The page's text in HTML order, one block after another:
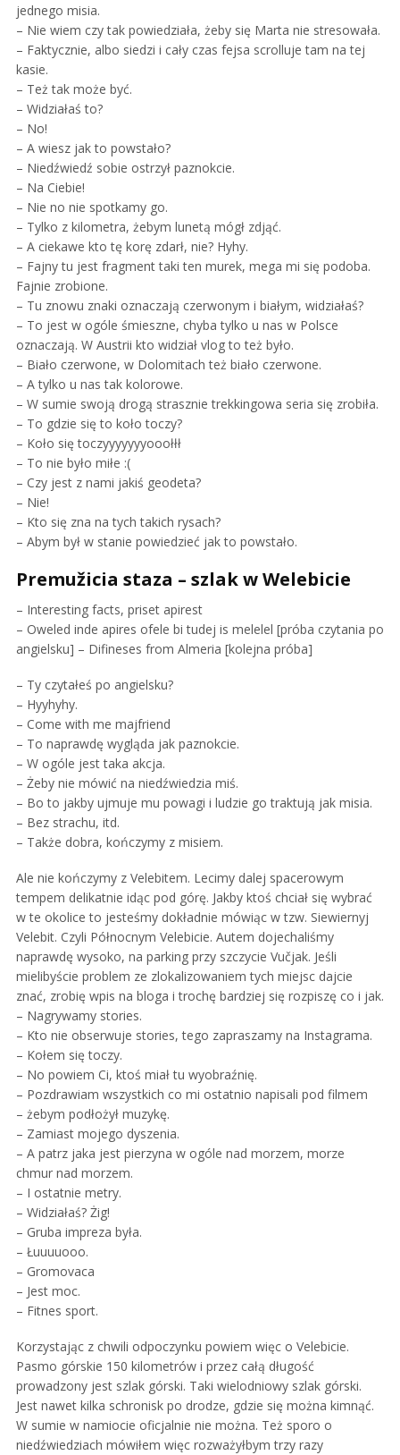
jednego misia.
– Nie wiem czy tak powiedziała, żeby się Marta nie stresowała.
– Faktycznie, albo siedzi i cały czas fejsa scrolluje tam na tej
kasie.
– Też tak może być.
– Widziałaś to?
– No!
– A wiesz jak to powstało?
– Niedźwiedź sobie ostrzył paznokcie.
– Na Ciebie!
– Nie no nie spotkamy go.
– Tylko z kilometra, żebym lunetą mógł zdjąć.
– A ciekawe kto tę korę zdarł, nie? Hyhy.
– Fajny tu jest fragment taki ten murek, mega mi się podoba.
Fajnie zrobione.
– Tu znowu znaki oznaczają czerwonym i białym, widziałaś?
– To jest w ogóle śmieszne, chyba tylko u nas w Polsce
oznaczają. W Austrii kto widział vlog to też było.
– Biało czerwone, w Dolomitach też biało czerwone.
– A tylko u nas tak kolorowe.
– W sumie swoją drogą strasznie trekkingowa seria się zrobiła.
– To gdzie się to koło toczy?
– Koło się toczyyyyyyyooołłł
– To nie było miłe :(
– Czy jest z nami jakiś geodeta?
– Nie!
– Kto się zna na tych takich rysach?
– Abym był w stanie powiedzieć jak to powstało.
Premužicia staza – szlak w Welebicie
– Interesting facts, priset apirest
– Oweled inde apires ofele bi tudej is melelel [próba czytania po
angielsku] – Difineses from Almeria [kolejna próba]
– Ty czytałeś po angielsku?
– Hyyhyhy.
– Come with me majfriend
– To naprawdę wygląda jak paznokcie.
– W ogóle jest taka akcja.
– Żeby nie mówić na niedźwiedzia miś.
– Bo to jakby ujmuje mu powagi i ludzie go traktują jak misia.
– Bez strachu, itd.
– Także dobra, kończymy z misiem.
Ale nie kończymy z Velebitem. Lecimy dalej spacerowym
tempem delikatnie idąc pod górę. Jakby ktoś chciał się wybrać
w te okolice to jesteśmy dokładnie mówiąc w tzw. Siewiernyj
Velebit. Czyli Północnym Velebicie. Autem dojechaliśmy
naprawdę wysoko, na parking przy szczycie Vučjak. Jeśli
mielibyście problem ze zlokalizowaniem tych miejsc dajcie
znać, zrobię wpis na bloga i trochę bardziej się rozpiszę co i jak.
– Nagrywamy stories.
– Kto nie obserwuje stories, tego zapraszamy na Instagrama.
– Kołem się toczy.
– No powiem Ci, ktoś miał tu wyobraźnię.
– Pozdrawiam wszystkich co mi ostatnio napisali pod filmem
– żebym podłożył muzykę.
– Zamiast mojego dyszenia.
– A patrz jaka jest pierzyna w ogóle nad morzem, morze
chmur nad morzem.
– I ostatnie metry.
– Widziałaś? Żig!
– Gruba impreza była.
– Łuuuuooo.
– Gromovaca
– Jest moc.
– Fitnes sport.
Korzystając z chwili odpoczynku powiem więc o Velebicie.
Pasmo górskie 150 kilometrów i przez całą długość
prowadzony jest szlak górski. Taki wielodniowy szlak górski.
Jest nawet kilka schronisk po drodze, gdzie się można kimnąć.
W sumie w namiocie oficjalnie nie można. Też sporo o
niedźwiedziach mówiłem więc rozważyłbym trzy razy